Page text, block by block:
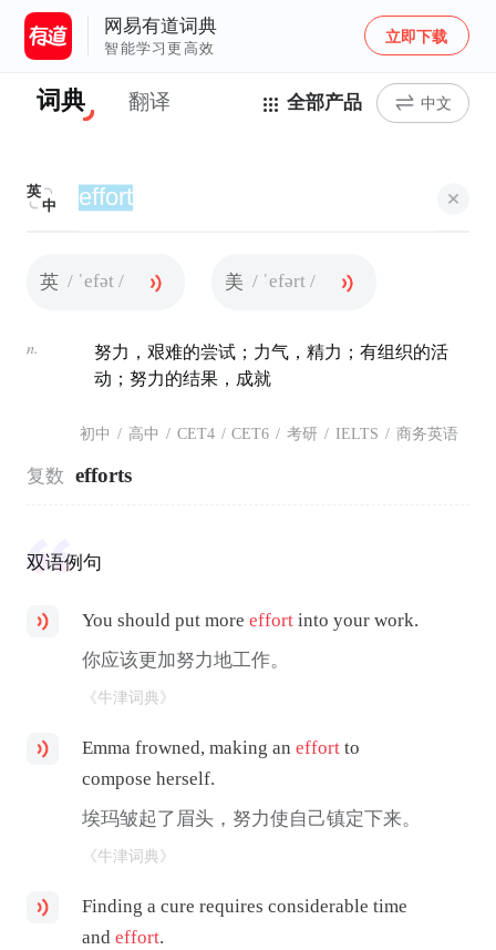
网易有道词典
智能学习更高效
立即下载
词典 翻译 全部产品 中文
英
中
英 / ˈefət / 美 / ˈefərt /
n.
努力，艰难的尝试；力气，精力；有组织的活
动；努力的结果，成就
初中 / 高中 / CET4 / CET6 / 考研 / IELTS / 商务英语
复数 efforts
双语例句
You should put moreeffort into your work.
你应该更加努力地工作。
《牛津词典》
Emma frowned, making aneffort to
compose herself.
埃玛皱起了眉头，努力使自己镇定下来。
《牛津词典》
Finding a cure requires considerable time
andeffort.